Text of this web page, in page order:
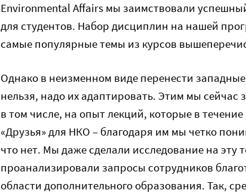
Environmental Affairs мы заимствовали
для студентов. Набор дисциплин на нашей
самые популярные темы из курсов
Однако в неизменном виде перенести
нельзя, надо их адаптировать. Этим мы
в том числе, на опыт лекций, которые в
«Друзья» для НКО – благодаря им мы четко
что нет. Мы даже сделали исследование на эту
проанализировали запросы сотрудников
области дополнительного образования. Так,